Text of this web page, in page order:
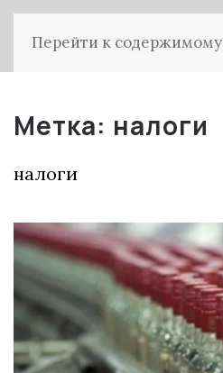
Перейти к содержимому
Метка: налоги
налоги